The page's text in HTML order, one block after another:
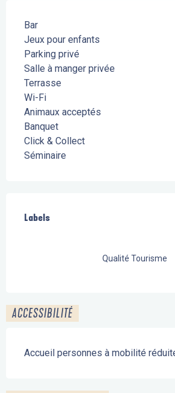
Bar
Jeux pour enfants
Parking privé
Salle à manger privée
Terrasse
Wi-Fi
Animaux acceptés
Banquet
Click & Collect
Séminaire
Labels
Labels
Qualité Tourisme
ACCESSIBILITÉ
Accueil personnes à mobilité